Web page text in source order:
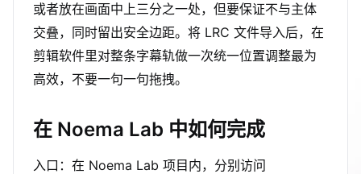
或者放在画面中上三分之一处，但要保证不与主体
交叠，同时留出安全边距。将 LRC 文件导入后，在
剪辑软件里对整条字幕轨做一次统一位置调整最为
高效，不要一句一句拖拽。
在 Noema Lab 中如何完成
入口：在 Noema Lab 项目内，分别访问